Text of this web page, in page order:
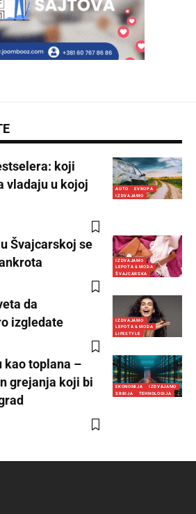
AUTO
EVROPA
IZDVAJAMO
koji
vladaju u kojoj
IZDVAJAMO
LEPOTA & MODA
ŠVAJCARSKA
Švajcarskoj se
IZDVAJAMO
LEPOTA & MODA
LIFESTYLE
da
izgledate
EKONOMIJA
IZDVAJAMO
SRBIJA
TEHNOLOGIJA
kao toplana –
grejanja koji bi